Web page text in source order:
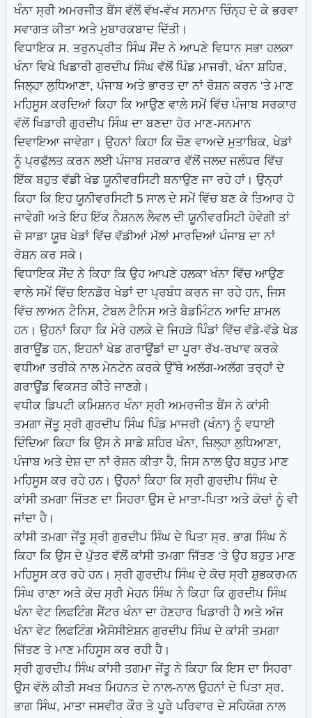
ਖੰਨਾ ਸ੍ਰੀ ਅਮਰਜੀਤ ਬੈਂਸ ਵੱਲੋਂ ਵੱਖ-ਵੱਖ ਸਨਮਾਨ ਚਿੰਨ੍ਹ ਦੇ ਕੇ ਭਰਵਾ
ਸਵਾਗਤ ਕੀਤਾ ਅਤੇ ਮੁਬਾਰਕਬਾਦ ਦਿੱਤੀ।
ਵਿਧਾਇਕ ਸ. ਤਰੁਨਪ੍ਰੀਤ ਸਿੰਘ ਸੌਂਦ ਨੇ ਆਪਣੇ ਵਿਧਾਨ ਸਭਾ ਹਲਕਾ
ਖੰਨਾ ਵਿਖੇ ਖਿਡਾਰੀ ਗੁਰਦੀਪ ਸਿੰਘ ਵੱਲੋਂ ਪਿੰਡ ਮਾਜਰੀ, ਖੰਨਾ ਸ਼ਹਿਰ,
ਜਿਲ੍ਹਾ ਲੁਧਿਆਣਾ, ਪੰਜਾਬ ਅਤੇ ਭਾਰਤ ਦਾ ਨਾਂ ਰੋਸ਼ਨ ਕਰਨ ‘ਤੇ ਮਾਣ
ਮਹਿਸੂਸ ਕਰਦਿਆਂ ਕਿਹਾ ਕਿ ਆਉਣ ਵਾਲੇ ਸਮੇਂ ਵਿੱਚ ਪੰਜਾਬ ਸਰਕਾਰ
ਵੱਲੋਂ ਖਿਡਾਰੀ ਗੁਰਦੀਪ ਸਿੰਘ ਦਾ ਬਣਦਾ ਹੋਰ ਮਾਣ-ਸਨਮਾਨ
ਦਿਵਾਇਆ ਜਾਵੇਗਾ। ਉਹਨਾਂ ਕਿਹਾ ਕਿ ਚੌਣ ਵਾਅਦੇ ਮੁਤਾਬਿਕ, ਖੇਡਾਂ
ਨੂੰ ਪ੍ਰਫੁੱਲਤ ਕਰਨ ਲਈ ਪੰਜਾਬ ਸਰਕਾਰ ਵੱਲੋਂ ਜਲਦ ਜਲੰਧਰ ਵਿੱਚ
ਇੱਕ ਬਹੁਤ ਵੱਡੀ ਖੇਡ ਯੂਨੀਵਰਸਿਟੀ ਬਨਾਉਣ ਜਾ ਰਹੇ ਹਾਂ। ਉਨ੍ਹਾਂ
ਕਿਹਾ ਕਿ ਇਹ ਯੂਨੀਵਰਸਿਟੀ 5 ਸਾਲ ਦੇ ਸਮੇਂ ਵਿੱਚ ਬਣ ਕੇ ਤਿਆਰ ਹੋ
ਜਾਵੇਗੀ ਅਤੇ ਇਹ ਇੱਕ ਨੈਸ਼ਨਲ ਲੈਵਲ ਦੀ ਯੂਨੀਵਰਸਿਟੀ ਹੋਵੇਗੀ ਤਾਂ
ਜ਼ੋ ਸਾਡਾ ਯੂਥ ਖੇਡਾਂ ਵਿੱਚ ਵੱਡੀਆਂ ਮੱਲਾਂ ਮਾਰਦਿਆਂ ਪੰਜਾਬ ਦਾ ਨਾਂ
ਰੋਸ਼ਨ ਕਰ ਸਕੇ।
ਵਿਧਾਇਕ ਸੌਂਦ ਨੇ ਕਿਹਾ ਕਿ ਉਹ ਆਪਣੇ ਹਲਕਾ ਖੰਨਾ ਵਿੱਚ ਆਉਣ
ਵਾਲੇ ਸਮੇਂ ਵਿੱਚ ਇਨਡੋਰ ਖੇਡਾਂ ਦਾ ਪ੍ਰਬੰਧ ਕਰਨ ਜਾ ਰਹੇ ਹਨ, ਜਿਸ
ਵਿੱਚ ਲਾਅਨ ਟੈਨਿਸ, ਟੇਬਲ ਟੈਨਿਸ ਅਤੇ ਬੈਡਮਿੰਟਨ ਆਦਿ ਸ਼ਾਮਲ
ਹਨ। ਉਹਨਾਂ ਕਿਹਾ ਕਿ ਮੇਰੇ ਹਲਕੇ ਦੇ ਜਿਹੜੇ ਪਿੰਡਾਂ ਵਿੱਚ ਵੱਡੇ-ਵੱਡੇ ਖੇਡ
ਗਰਾਊਂਡ ਹਨ, ਇਹਨਾਂ ਖੇਡ ਗਰਾਊਂਡਾਂ ਦਾ ਪੂਰਾ ਰੱਖ-ਰਖਾਵ ਕਰਕੇ
ਵਧੀਆ ਤਰੀਕੇ ਨਾਲ ਮੇਨਟੇਨ ਕਰਕੇ ਉੱਥੇ ਅਲੱਗ-ਅਲੱਗ ਤਰ੍ਹਾਂ ਦੇ
ਗਰਾਊਂਡ ਵਿਕਸਤ ਕੀਤੇ ਜਾਣਗੇ।
ਵਧੀਕ ਡਿਪਟੀ ਕਮਿਸ਼ਨਰ ਖੰਨਾ ਸ੍ਰੀ ਅਮਰਜੀਤ ਬੈਂਸ ਨੇ ਕਾਂਸੀ
ਤਮਗਾ ਜੇਂਤੂ ਸ੍ਰੀ ਗੁਰਦੀਪ ਸਿੰਘ ਪਿੰਡ ਮਾਜਰੀ (ਖੰਨਾ) ਨੂੰ ਵਧਾਈ
ਦਿੰਦਿਆ ਕਿਹਾ ਕਿ ਉਸ ਨੇ ਸਾਡੇ ਸ਼ਹਿਰ ਖੰਨਾ, ਜ਼ਿਲ੍ਹਾ ਲੁਧਿਆਣਾ,
ਪੰਜਾਬ ਅਤੇ ਦੇਸ਼ ਦਾ ਨਾਂ ਰੋਸ਼ਨ ਕੀਤਾ ਹੈ, ਜਿਸ ਨਾਲ ਉਹ ਬਹੁਤ ਮਾਣ
ਮਹਿਸੂਸ ਕਰ ਰਹੇ ਹਨ। ਉਹਨਾਂ ਕਿਹਾ ਕਿ ਸ੍ਰੀ ਗੁਰਦੀਪ ਸਿੰਘ ਦੇ
ਕਾਂਸੀ ਤਮਗਾ ਜਿੱਤਣ ਦਾ ਸਿਹਰਾ ਉਸ ਦੇ ਮਾਤਾ-ਪਿਤਾ ਅਤੇ ਕੋਚਾਂ ਨੂੰ ਵੀ
ਜਾਂਦਾ ਹੈ।
ਕਾਂਸੀ ਤਮਗਾ ਜੇਂਤੂ ਸ੍ਰੀ ਗੁਰਦੀਪ ਸਿੰਘ ਦੇ ਪਿਤਾ ਸ੍ਰ. ਭਾਗ ਸਿੰਘ ਨੇ
ਕਿਹਾ ਕਿ ਉਸ ਦੇ ਪੁੱਤਰ ਵੱਲੋਂ ਕਾਂਸੀ ਤਮਗਾ ਜਿੱਤਣ ‘ਤੇ ਉਹ ਬਹੁਤ ਮਾਣ
ਮਹਿਸੂਸ ਕਰ ਰਹੇ ਹਨ। ਸ੍ਰੀ ਗੁਰਦੀਪ ਸਿੰਘ ਦੇ ਕੋਚ ਸ੍ਰੀ ਸ਼ੁਭਕਰਮਨ
ਸਿੰਘ ਰਾਣਾ ਅਤੇ ਕੋਚ ਸ੍ਰੀ ਮੋਹਨ ਸਿੰਘ ਨੇ ਕਿਹਾ ਕਿ ਗੁਰਦੀਪ ਸਿੰਘ
ਖੰਨਾ ਵੇਟ ਲਿਫਟਿੰਗ ਸੈਂਟਰ ਖੰਨਾ ਦਾ ਹੋਣਹਾਰ ਖਿਡਾਰੀ ਹੈ ਅਤੇ ਅੱਜ
ਖੰਨਾ ਵੇਟ ਲਿਫਟਿੰਗ ਐਸੋਸੀਏਸ਼ਨ ਗੁਰਦੀਪ ਸਿੰਘ ਦੇ ਕਾਂਸੀ ਤਮਗਾ
ਜਿੱਤਣ ਤੇ ਮਾਣ ਮਹਿਸੂਸ ਕਰ ਰਹੀ ਹੈ।
ਸ੍ਰੀ ਗੁਰਦੀਪ ਸਿੰਘ ਕਾਂਸੀ ਤਗਮਾ ਜੇਂਤੂ ਨੇ ਕਿਹਾ ਕਿ ਇਸ ਦਾ ਸਿਹਰਾ
ਉਸ ਵੱਲੋ ਕੀਤੀ ਸਖਤ ਮਿਹਨਤ ਦੇ ਨਾਲ-ਨਾਲ ਉਹਨਾਂ ਦੇ ਪਿਤਾ ਸ੍ਰ.
ਭਾਗ ਸਿੰਘ, ਮਾਤਾ ਜਸਵੀਰ ਕੌਰ ਤੇ ਪੂਰੇ ਪਰਿਵਾਰ ਦੇ ਸਹਿਯੋਗ ਨਾਲ